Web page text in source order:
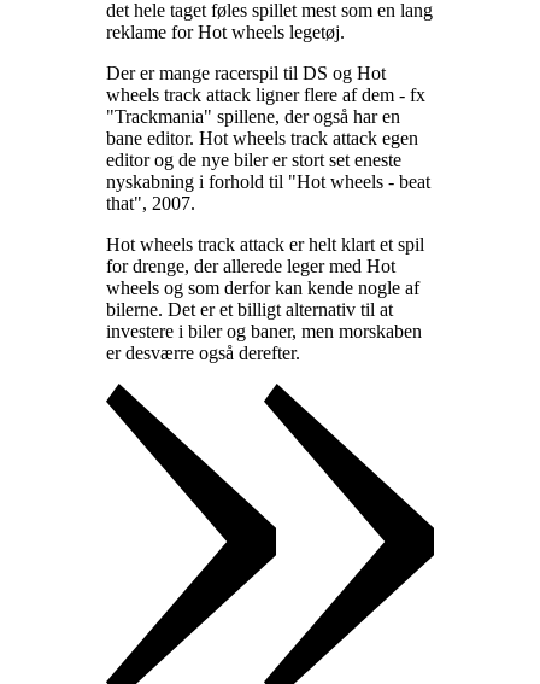
det hele taget føles spillet mest som en lang
reklame for Hot wheels legetøj.
Der er mange racerspil til DS og Hot
wheels track attack ligner flere af dem - fx
"Trackmania" spillene, der også har en
bane editor. Hot wheels track attack egen
editor og de nye biler er stort set eneste
nyskabning i forhold til "Hot wheels - beat
that", 2007.
Hot wheels track attack er helt klart et spil
for drenge, der allerede leger med Hot
wheels og som derfor kan kende nogle af
bilerne. Det er et billigt alternativ til at
investere i biler og baner, men morskaben
er desværre også derefter.